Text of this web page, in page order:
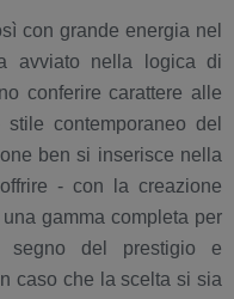
con grande energia nel
avviato nella logica di
conferire carattere alle
contemporaneo del
ben si inserisce nella
- con la creazione
gamma completa per
segno del prestigio e
caso che la scelta si sia